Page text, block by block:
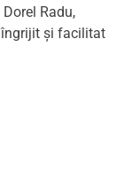
Radu,
îngrijit și facilitat